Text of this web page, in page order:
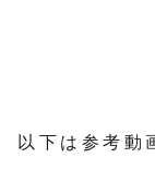
以下は参考動